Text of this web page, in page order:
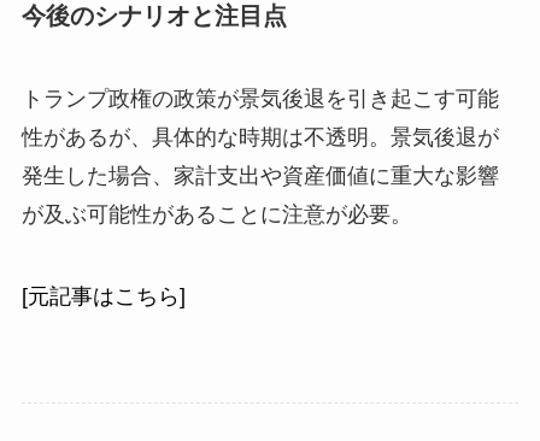
今後のシナリオと注目点
トランプ政権の政策が景気後退を引き起こす可能
性があるが、具体的な時期は不透明。景気後退が
発生した場合、家計支出や資産価値に重大な影響
が及ぶ可能性があることに注意が必要。
[元記事はこちら]